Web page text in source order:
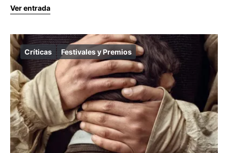
Ver entrada
Críticas Festivales y Premios